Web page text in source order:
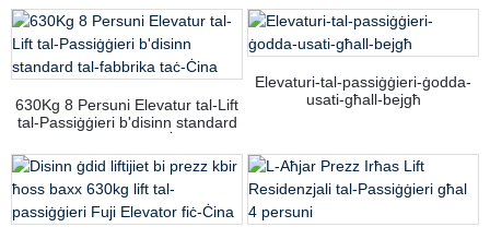
passiġġieri taċ-Ċina
630Kg 8 Persuni Elevatur tal-Lift
tal-Passiġġieri b'disinn standard
Elevaturi-tal-passiġġieri-ġodda-
usati-għall-bejgħ